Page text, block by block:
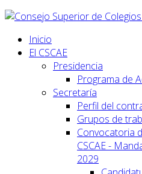
Inicio
El CSCAE
Presidencia
Programa de
Secretaría
Perfil del
Grupos de
Convocatoria
CSCAE -
2029